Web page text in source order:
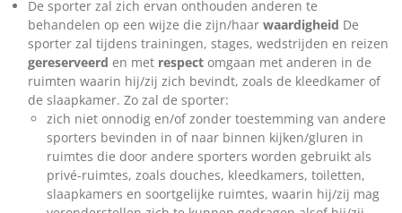
De sporter zal zich ervan onthouden anderen te
behandelen op een wijze die zijn/haar waardigheid De
sporter zal tijdens trainingen, stages, wedstrijden en reizen
gereserveerd en met respect omgaan met anderen in de
ruimten waarin hij/zij zich bevindt, zoals de kleedkamer of
de slaapkamer. Zo zal de sporter:
zich niet onnodig en/of zonder toestemming van andere
sporters bevinden in of naar binnen kijken/gluren in
ruimtes die door andere sporters worden gebruikt als
privé-ruimtes, zoals douches, kleedkamers, toiletten,
slaapkamers en soortgelijke ruimtes, waarin hij/zij mag